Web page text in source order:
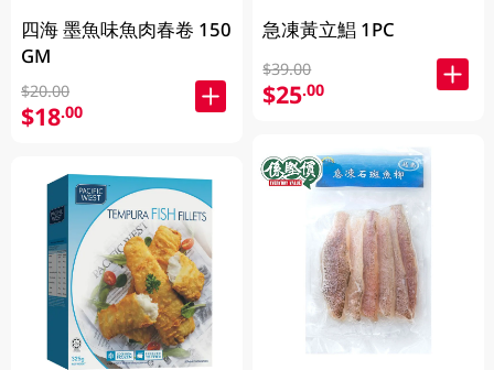
四海 墨魚味魚肉春卷 150
GM
$20.00
$18.00
急凍黃立鯧 1PC
$39.00
$25.00